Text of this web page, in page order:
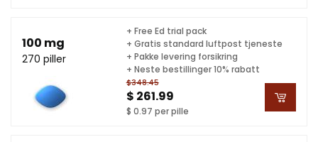
100 mg
270 piller
$348.45
$ 261.99
$ 0.97 per pille
+ Free Ed trial pack
+ Gratis standard luftpost tjeneste
+ Pakke levering forsikring
+ Neste bestillinger 10% rabatt